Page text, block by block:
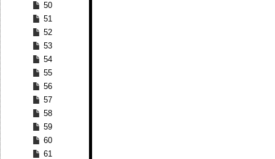
50
51
52
53
54
55
56
57
58
59
60
61